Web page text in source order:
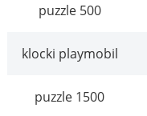
puzzle 500
klocki playmobil
puzzle 1500